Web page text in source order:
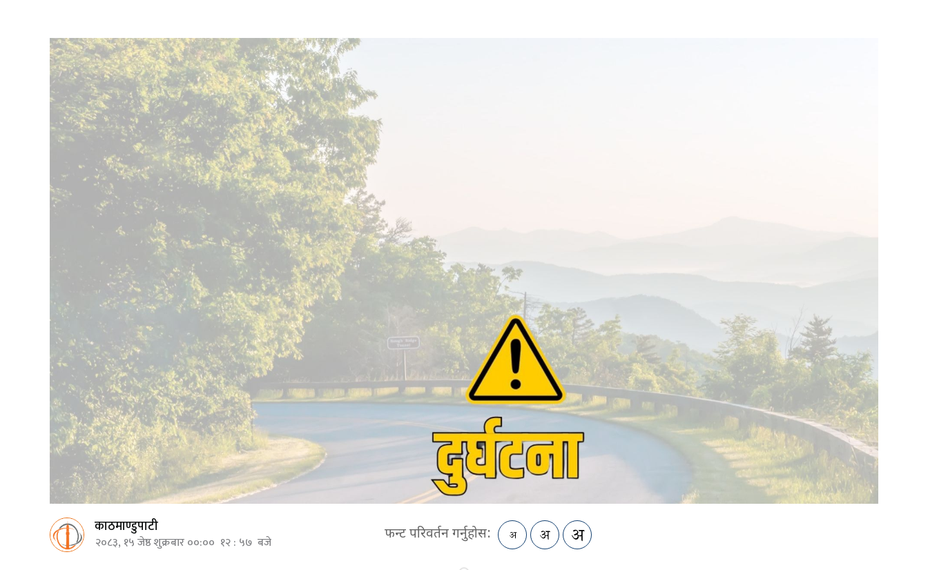
काठमाण्डुपाटी
२०८३, १५ जेष्ठ शुक्रबार ००:०० १२ : ५७ बजे फन्ट परिवर्तन गर्नुहोस: